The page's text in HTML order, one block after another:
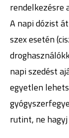
rendelkezésre
A napi dózist
szex esetén
napi szedést
egyetlen
rutint, ne